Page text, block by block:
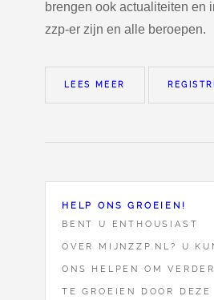
brengen ook actualiteiten en
zzp-er zijn en alle beroepen.
LEES MEER
HELP ONS GROEIEN!
BENT U ENTHOUSIAST
OVER MIJNZZP.NL? U
ONS HELPEN OM VERDER
TE GROEIEN DOOR DEZE